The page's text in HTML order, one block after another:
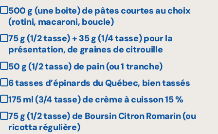
500 g (une boite) de pâtes courtes au choix
(rotini, macaroni, boucle)
75 g (1/2 tasse) + 35 g (1/4 tasse) pour la
présentation, de graines de citrouille
50 g (1/2 tasse) de pain (ou 1 tranche)
6 tasses d’épinards du Québec, bien tassés
175 ml (3/4 tasse) de crème à cuisson 15 %
75 g (1/2 tasse) de Boursin Citron Romarin (ou
ricotta régulière)